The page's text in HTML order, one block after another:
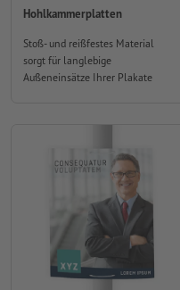
Hohlkammerplatten
Stoß- und reißfestes Material
sorgt für langlebige
Außeneinsätze Ihrer Plakate